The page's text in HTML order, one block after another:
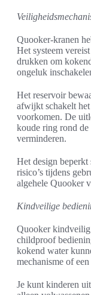
Quooker-kranen
Het systeem
drukken om
ongeluk
Het reservoir
afwijkt schakelt
voorkomen. De
koude ring rond de
verminderen.
Het design beperkt
risico’s tijdens
algehele Quooker
Kindveilige
Quooker
childproof
kokend water
mechanisme of
Je kunt kinderen